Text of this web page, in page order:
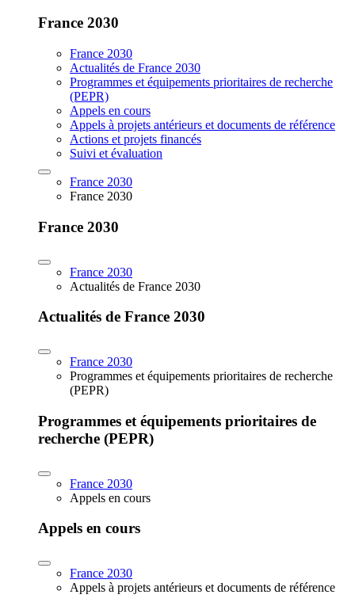
France 2030
France 2030
Actualités de France 2030
Programmes et équipements prioritaires de recherche
(PEPR)
Appels en cours
Appels à projets antérieurs et documents de référence
Actions et projets financés
Suivi et évaluation
France 2030
France 2030
France 2030
France 2030
Actualités de France 2030
Actualités de France 2030
France 2030
Programmes et équipements prioritaires de recherche
(PEPR)
Programmes et équipements prioritaires de
recherche (PEPR)
France 2030
Appels en cours
Appels en cours
France 2030
Appels à projets antérieurs et documents de référence